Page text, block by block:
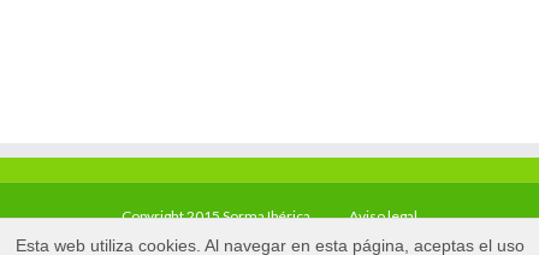
Copyright 2015 Sorma Ibérica Aviso legal
Esta web utiliza cookies. Al navegar en esta página, aceptas el uso